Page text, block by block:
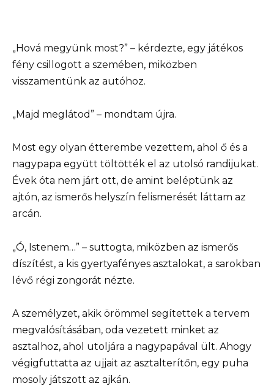
„Hová megyünk most?” – kérdezte, egy játékos
fény csillogott a szemében, miközben
visszamentünk az autóhoz.
„Majd meglátod” – mondtam újra.
Most egy olyan étterembe vezettem, ahol ő és a
nagypapa együtt töltötték el az utolsó randijukat.
Évek óta nem járt ott, de amint beléptünk az
ajtón, az ismerős helyszín felismerését láttam az
arcán.
„Ó, Istenem…” – suttogta, miközben az ismerős
díszítést, a kis gyertyafényes asztalokat, a sarokban
lévő régi zongorát nézte.
A személyzet, akik örömmel segítettek a tervem
megvalósításában, oda vezetett minket az
asztalhoz, ahol utoljára a nagypapával ült. Ahogy
végigfuttatta az ujjait az asztalterítőn, egy puha
mosoly játszott az ajkán.